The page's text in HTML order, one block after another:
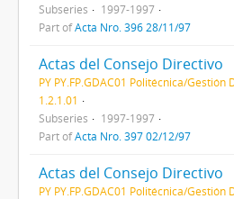
Subseries
1997-1997
Part ofActa Nro. 396 28/11/97
Actas del Consejo Directivo
PY PY.FP.GDAC01 Politécnica/
1.2.1.01
Subseries
1997-1997
Part ofActa Nro. 397 02/12/97
Actas del Consejo Directivo
PY PY.FP.GDAC01 Politécnica/